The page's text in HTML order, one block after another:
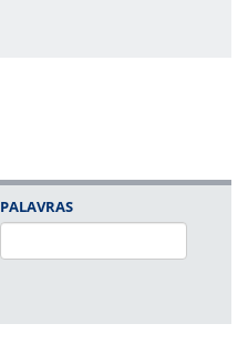
PALAVRAS